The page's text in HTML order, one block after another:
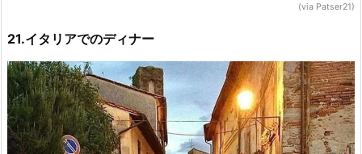
(via Patser21)
21.イタリアでのディナー